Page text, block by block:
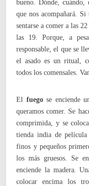
bueno. Dónde,
que nos acompañará.
sentarse a comer a las
las 19. Porque, a
responsable, el que se
el asado es un ritual,
todos los comensales.
El fuegose enciende
queramos comer. Se
comprimida, y se
tienda india de
finos y pequeños
los más gruesos. Se
enciende la madera.
colocar encima los